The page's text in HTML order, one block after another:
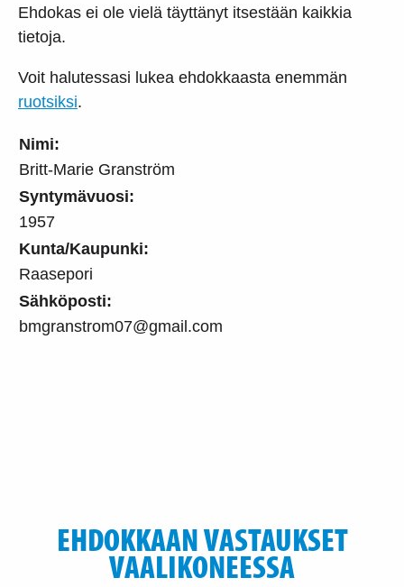
Nimi:
Britt-Marie Granström
Syntymävuosi:
1957
Kunta/Kaupunki:
Raasepori
Sähköposti:
bmgranstrom07@gmail.com
Ehdokas ei ole vielä täyttänyt itsestään kaikkia
tietoja.
Voit halutessasi lukea ehdokkaasta enemmän
ruotsiksi.
EHDOKKAAN VASTAUKSET
VAALIKONEESSA